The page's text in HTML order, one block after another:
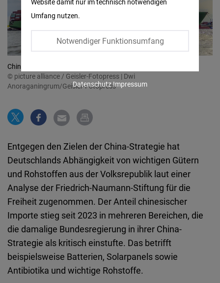
China Shipping Line Schiff
© picture alliance / Geisler-Fotopress | Dwi
Anoraganingrum/Geisler-Fotopress
Entgegen den Zielen der China-Strategie hat
Deutschlands Abhängigkeit von wichtigen Gütern
und Rohstoffen aus der Volksrepublik laut einer
Analyse der Friedrich-Naumann-Stiftung für die
Freiheit zugenommen. Der Anteil chinesischer
Importe stieg seit 2023 in mehreren Bereichen, die
die damalige Bundesregierung in ihrer China-
Strategie als kritisch einstufte. Das betrifft
beispielsweise Batterien, Solarpanels sowie
Antibiotika und wichtige Rohstoffe.
Umfang nutzen.
Notwendiger Funktionsumfang
Instagram
Embed
Maps
Cloudinary
Flickr
Embed
Newsletter2go
Embed
Podigee
DatenschutzImpressum